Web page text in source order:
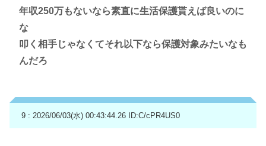
年収250万もないなら素直に生活保護貰えば良いのに
な
叩く相手じゃなくてそれ以下なら保護対象みたいなも
んだろ
9 : 2026/06/03(水) 00:43:44.26 ID:C/cPR4US0